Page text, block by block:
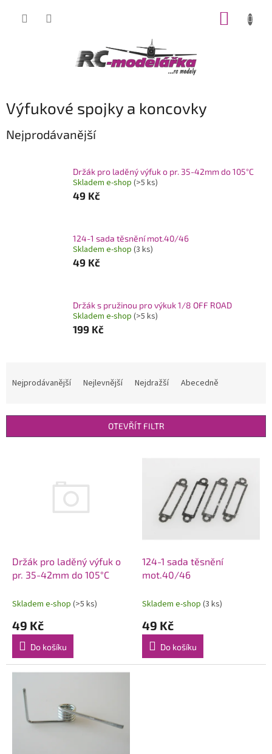
Výfukové spojky a koncovky
Nejprodávanější
Držák pro laděný výfuk o pr. 35-42mm do 105°C
Skladem e-shop (>5 ks)
49 Kč
124-1 sada těsnění mot.40/46
Skladem e-shop (3 ks)
49 Kč
Držák s pružinou pro výkuk 1/8 OFF ROAD
Skladem e-shop (>5 ks)
199 Kč
í
Nejprodávanější Nejlevnější Nejdražší Abecedně
OTEVŘÍT FILTR
Držák pro laděný výfuk o
pr. 35-42mm do 105°C
Skladem e-shop (>5 ks)
49 Kč
Do košíku
124-1 sada těsnění
mot.40/46
Skladem e-shop (3 ks)
49 Kč
Do košíku